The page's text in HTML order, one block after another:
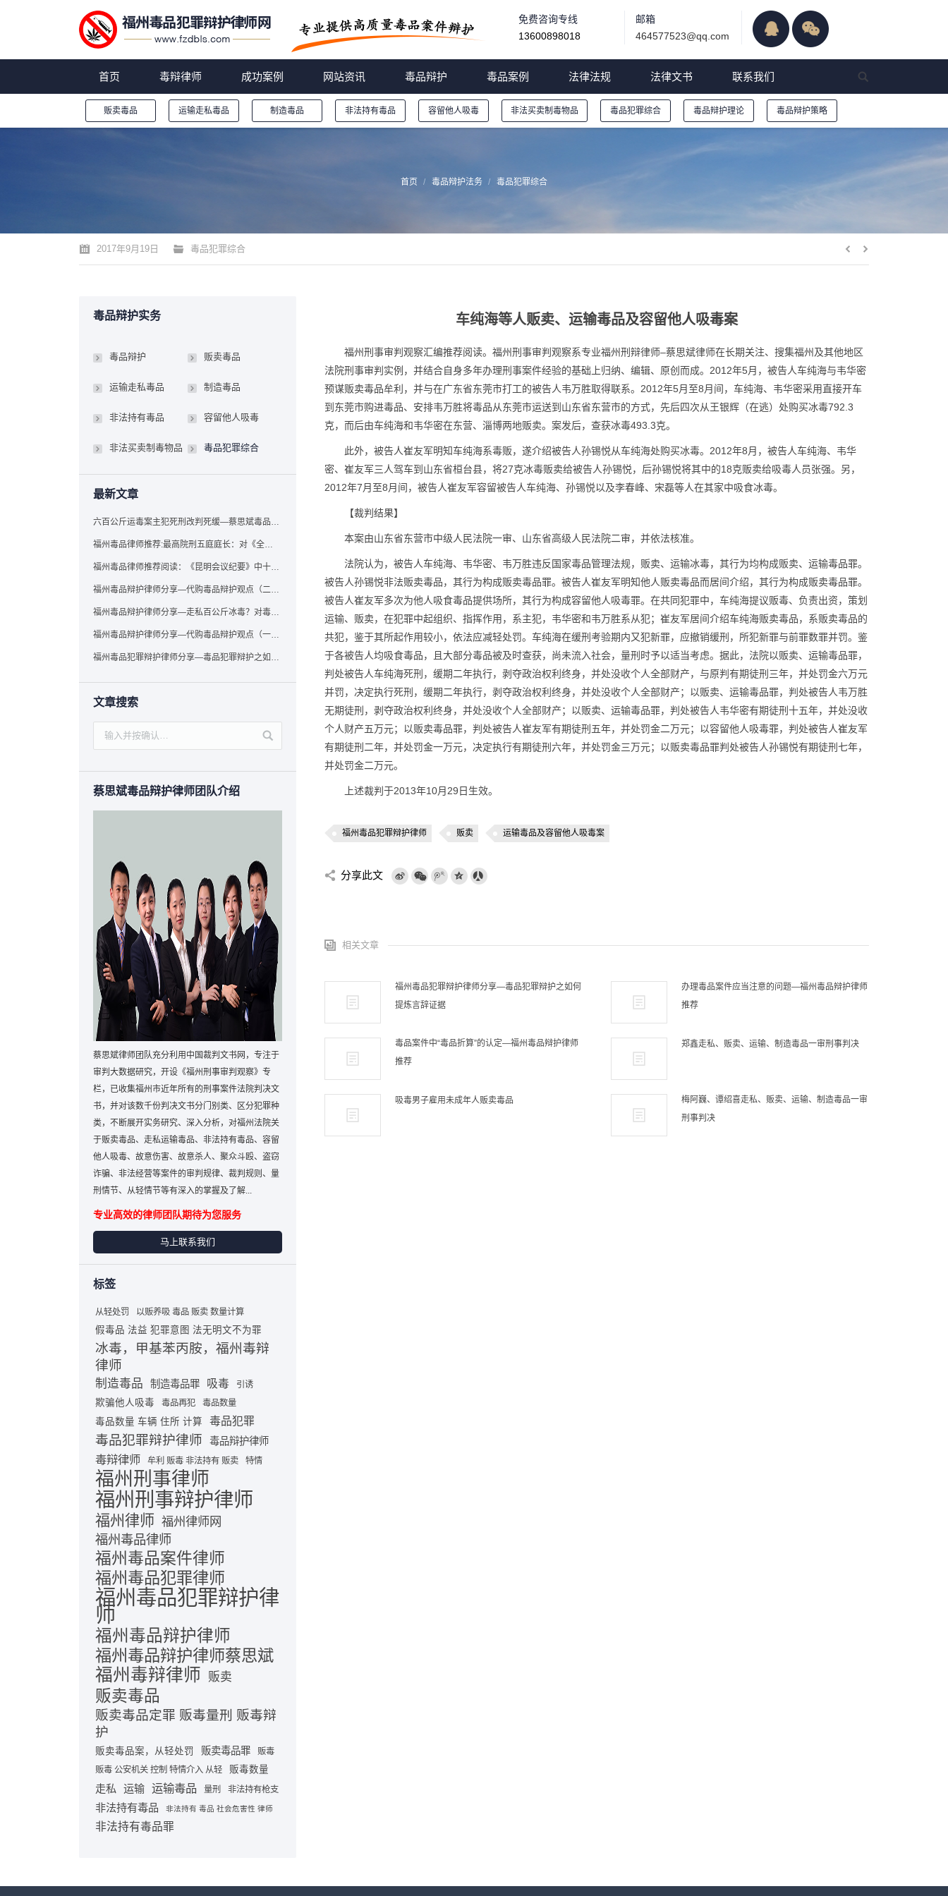
免费咨询专线
13600898018
邮箱
464577523@qq.com
首页 毒辩律师 成功案例 网站资讯 毒品辩护 毒品案例 法律法规 法律文书 联系我们
贩卖毒品 运输走私毒品 制造毒品 非法持有毒品 容留他人吸毒 非法买卖制毒物品 毒品犯罪综合 毒品辩护理论 毒品辩护策略
首页 毒品辩护法务 毒品犯罪综合
2017年9月19日 毒品犯罪综合
车纯海等人贩卖、运输毒品及容留他人吸毒案
福州刑事审判观察汇编推荐阅读。福州刑事审判观察系专业福州刑辩律师–蔡思斌律师在长期关注、搜集福州及其他地区
法院刑事审判实例，并结合自身多年办理刑事案件经验的基础上归纳、编辑、原创而成。2012年5月，被告人车纯海与韦华密
预谋贩卖毒品牟利，并与在广东省东莞市打工的被告人韦万胜取得联系。2012年5月至8月间，车纯海、韦华密采用直接开车
到东莞市购进毒品、安排韦万胜将毒品从东莞市运送到山东省东营市的方式，先后四次从王银辉（在逃）处购买冰毒792.3
克，而后由车纯海和韦华密在东营、淄博两地贩卖。案发后，查获冰毒493.3克。
此外，被告人崔友军明知车纯海系毒贩，遂介绍被告人孙锡悦从车纯海处购买冰毒。2012年8月，被告人车纯海、韦华
密、崔友军三人驾车到山东省桓台县，将27克冰毒贩卖给被告人孙锡悦，后孙锡悦将其中的18克贩卖给吸毒人员张强。另，
2012年7月至8月间，被告人崔友军容留被告人车纯海、孙锡悦以及李春峰、宋磊等人在其家中吸食冰毒。
【裁判结果】
本案由山东省东营市中级人民法院一审、山东省高级人民法院二审，并依法核准。
法院认为，被告人车纯海、韦华密、韦万胜违反国家毒品管理法规，贩卖、运输冰毒，其行为均构成贩卖、运输毒品罪。
被告人孙锡悦非法贩卖毒品，其行为构成贩卖毒品罪。被告人崔友军明知他人贩卖毒品而居间介绍，其行为构成贩卖毒品罪。
被告人崔友军多次为他人吸食毒品提供场所，其行为构成容留他人吸毒罪。在共同犯罪中，车纯海提议贩毒、负责出资，策划
运输、贩卖，在犯罪中起组织、指挥作用，系主犯，韦华密和韦万胜系从犯；崔友军居间介绍车纯海贩卖毒品，系贩卖毒品的
共犯，鉴于其所起作用较小，依法应减轻处罚。车纯海在缓刑考验期内又犯新罪，应撤销缓刑，所犯新罪与前罪数罪并罚。鉴
于各被告人均吸食毒品，且大部分毒品被及时查获，尚未流入社会，量刑时予以适当考虑。据此，法院以贩卖、运输毒品罪，
判处被告人车纯海死刑，缓期二年执行，剥夺政治权利终身，并处没收个人全部财产，与原判有期徒刑三年，并处罚金六万元
并罚，决定执行死刑，缓期二年执行，剥夺政治权利终身，并处没收个人全部财产；以贩卖、运输毒品罪，判处被告人韦万胜
无期徒刑，剥夺政治权利终身，并处没收个人全部财产；以贩卖、运输毒品罪，判处被告人韦华密有期徒刑十五年，并处没收
个人财产五万元；以贩卖毒品罪，判处被告人崔友军有期徒刑五年，并处罚金二万元；以容留他人吸毒罪，判处被告人崔友军
有期徒刑二年，并处罚金一万元，决定执行有期徒刑六年，并处罚金三万元；以贩卖毒品罪判处被告人孙锡悦有期徒刑七年，
并处罚金二万元。
上述裁判于2013年10月29日生效。
福州毒品犯罪辩护律师 贩卖 运输毒品及容留他人吸毒案
分享此文
相关文章
福州毒品犯罪辩护律师分享—毒品犯罪辩护之如何
提炼言辞证据
办理毒品案件应当注意的问题—福州毒品辩护律师
推荐
毒品案件中“毒品折算”的认定—福州毒品辩护律师
推荐
郑鑫走私、贩卖、运输、制造毒品一审刑事判决
吸毒男子雇用未成年人贩卖毒品
梅阿巍、谭绍喜走私、贩卖、运输、制造毒品一审
刑事判决
毒品辩护实务
毒品辩护 贩卖毒品
运输走私毒品 制造毒品
非法持有毒品 容留他人吸毒
非法买卖制毒物品 毒品犯罪综合
最新文章
六百公斤运毒案主犯死刑改判死缓—蔡思斌毒品犯罪辩护成功案例
福州毒品律师推荐:最高院刑五庭庭长：对《全国法院毒品案件审判工作会议纪要》的理解与适用
福州毒品律师推荐阅读：《昆明会议纪要》中十个“意想不到”的规定
福州毒品辩护律师分享—代购毒品辩护观点（二）——“牟利”之辩
福州毒品辩护律师分享—走私百公斤冰毒？对毒品缺失型走私毒品罪案件，该如何有效辩护
福州毒品辩护律师分享—代购毒品辩护观点（一）——“真假”之辩
福州毒品犯罪辩护律师分享—毒品犯罪辩护之如何提炼言辞证据
文章搜索
蔡思斌毒品辩护律师团队介绍
蔡思斌律师团队充分利用中国裁判文书网，专注于
审判大数据研究，开设《福州刑事审判观察》专
栏，已收集福州市近年所有的刑事案件法院判决文
书，并对该数千份判决文书分门别类、区分犯罪种
类，不断展开实务研究、深入分析，对福州法院关
于贩卖毒品、走私运输毒品、非法持有毒品、容留
他人吸毒、故意伤害、故意杀人、聚众斗殴、盗窃
诈骗、非法经营等案件的审判规律、裁判规则、量
刑情节、从轻情节等有深入的掌握及了解...
专业高效的律师团队期待为您服务
马上联系我们
标签
从轻处罚 以贩养吸 毒品 贩卖 数量计算
假毒品 法益 犯罪意图 法无明文不为罪
冰毒，甲基苯丙胺，福州毒辩
律师
制造毒品 制造毒品罪 吸毒 引诱
欺骗他人吸毒 毒品再犯 毒品数量
毒品数量 车辆 住所 计算 毒品犯罪
毒品犯罪辩护律师 毒品辩护律师
毒辩律师 牟利 贩毒 非法持有 贩卖 特情
福州刑事律师
福州刑事辩护律师
福州律师 福州律师网
福州毒品律师
福州毒品案件律师
福州毒品犯罪律师
福州毒品犯罪辩护律
师
福州毒品辩护律师
福州毒品辩护律师蔡思斌
福州毒辩律师 贩卖
贩卖毒品
贩卖毒品定罪 贩毒量刑 贩毒辩
护
贩卖毒品案，从轻处罚 贩卖毒品罪
贩毒
贩毒 公安机关 控制 特情介入 从轻
贩毒数量
走私 运输 运输毒品 量刑 非法持有枪支
非法持有毒品 非法持有 毒品 社会危害性 律师
非法持有毒品罪